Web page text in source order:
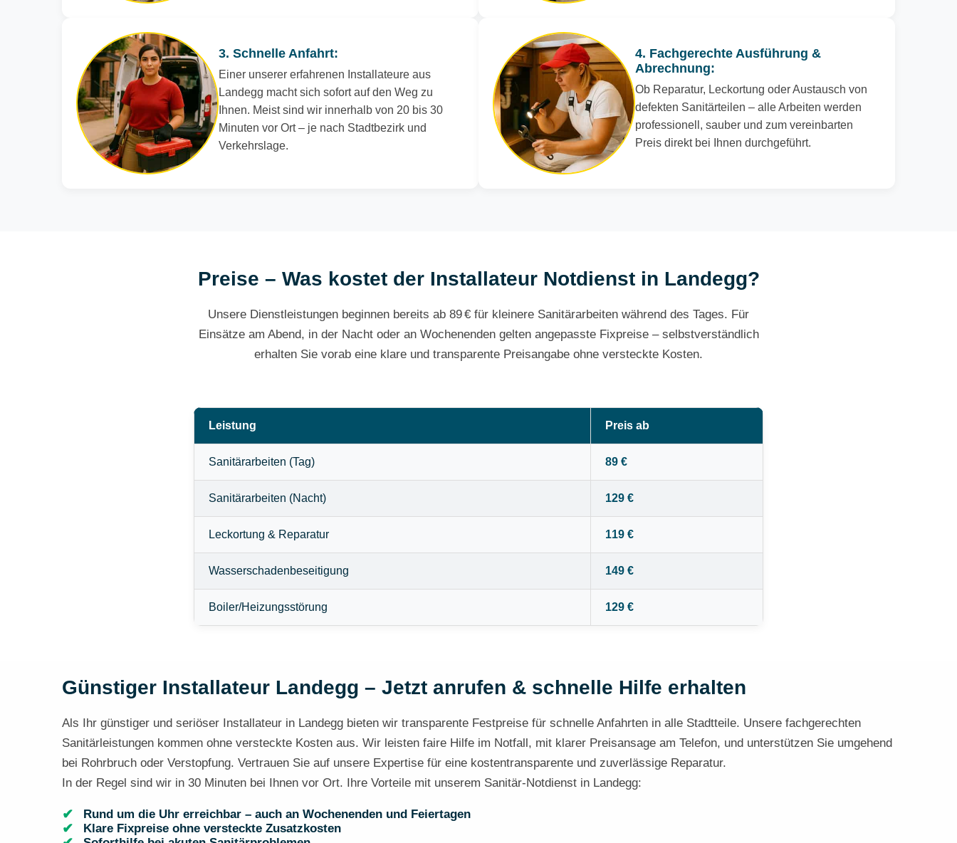
3. Schnelle Anfahrt:
Einer unserer erfahrenen Installateure aus
Landegg macht sich sofort auf den Weg zu
Ihnen. Meist sind wir innerhalb von 20 bis 30
Minuten vor Ort – je nach Stadtbezirk und
Verkehrslage.
4. Fachgerechte Ausführung &
Abrechnung:
Ob Reparatur, Leckortung oder Austausch von
defekten Sanitärteilen – alle Arbeiten werden
professionell, sauber und zum vereinbarten
Preis direkt bei Ihnen durchgeführt.
Preise – Was kostet der Installateur Notdienst in Landegg?
Unsere Dienstleistungen beginnen bereits ab 89 € für kleinere Sanitärarbeiten während des Tages. Für
Einsätze am Abend, in der Nacht oder an Wochenenden gelten angepasste Fixpreise – selbstverständlich
erhalten Sie vorab eine klare und transparente Preisangabe ohne versteckte Kosten.
Leistung Preis ab
Sanitärarbeiten (Tag) 89 €
Sanitärarbeiten (Nacht) 129 €
Leckortung & Reparatur 119 €
Wasserschadenbeseitigung 149 €
Boiler/Heizungsstörung 129 €
Günstiger Installateur Landegg – Jetzt anrufen & schnelle Hilfe erhalten
Als Ihr günstiger und seriöser Installateur in Landegg bieten wir transparente Festpreise für schnelle Anfahrten in alle Stadtteile. Unsere fachgerechten
Sanitärleistungen kommen ohne versteckte Kosten aus. Wir leisten faire Hilfe im Notfall, mit klarer Preisansage am Telefon, und unterstützen Sie umgehend
bei Rohrbruch oder Verstopfung. Vertrauen Sie auf unsere Expertise für eine kostentransparente und zuverlässige Reparatur.
In der Regel sind wir in 30 Minuten bei Ihnen vor Ort. Ihre Vorteile mit unserem Sanitär-Notdienst in Landegg:
Rund um die Uhr erreichbar – auch an Wochenenden und Feiertagen
Klare Fixpreise ohne versteckte Zusatzkosten